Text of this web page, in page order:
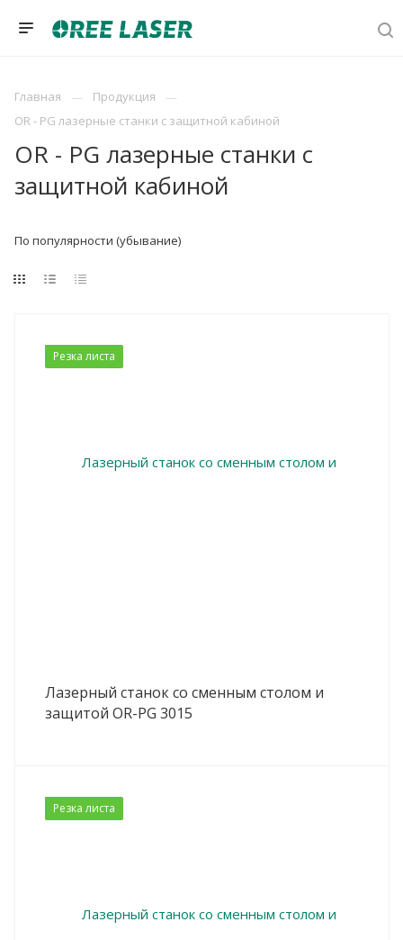
Главная
Продукция
OR - PG лазерные станки с защитной кабиной
OR - PG лазерные станки с
защитной кабиной
По популярности (убывание)
Резка листа
Лазерный станок со сменным столом и
защитой OR-PG 3015
Резка листа